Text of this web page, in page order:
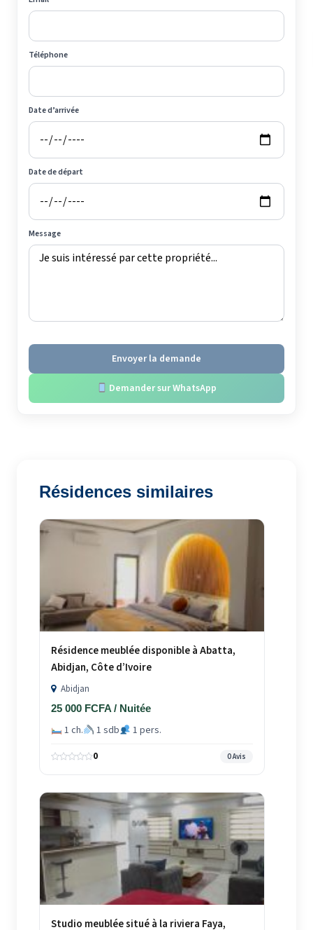
Téléphone
Date d’arrivée
Date de départ
Message
Envoyer la demande
Demander sur WhatsApp
Résidences similaires
Résidence meublée disponible à Abatta,
Abidjan, Côte d’Ivoire
Abidjan
25 000 FCFA / Nuitée
1 ch. 1 sdb 1 pers.
0 0 Avis
Studio meublée situé à la riviera Faya,